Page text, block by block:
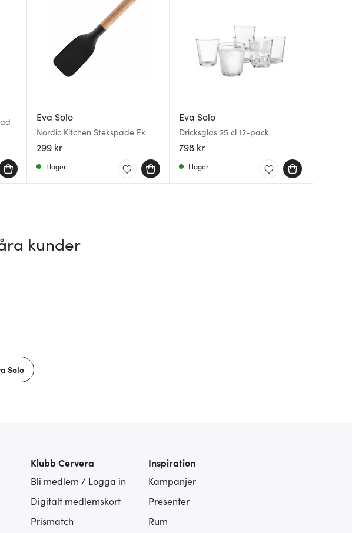
Eva Solo
Nordic Kitchen Stekspade Ek
299 kr
I lager
Eva Solo
Dricksglas 25 cl 12-pack
798 kr
I lager
kunder
Solo
Klubb Cervera
Bli medlem / Logga in
Digitalt medlemskort
Prismatch
Inspiration
Kampanjer
Presenter
Rum